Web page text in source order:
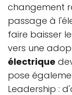
changement
passage à
faire baisser
vers une
électrique
pose
Leadership :